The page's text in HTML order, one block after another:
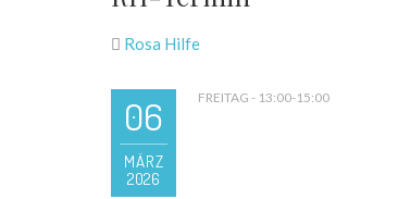
Rosa Hilfe
06
MÄRZ
2026
FREITAG - 13:00-15:00